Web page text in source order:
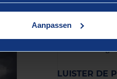
Aanpassen
In de
onderwerpen
de actualiteit
alle
LUISTER DE